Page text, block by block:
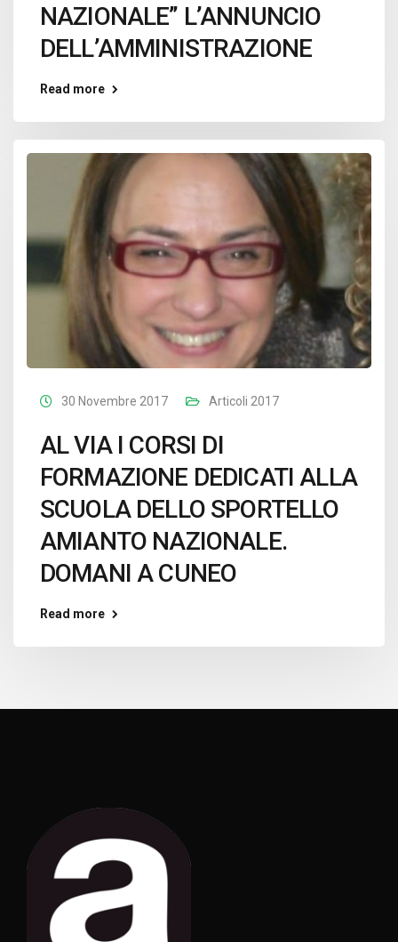
NAZIONALE” L’ANNUNCIO
DELL’AMMINISTRAZIONE
Read more
30 Novembre 2017 Articoli 2017
AL VIA I CORSI DI
FORMAZIONE DEDICATI ALLA
SCUOLA DELLO SPORTELLO
AMIANTO NAZIONALE.
DOMANI A CUNEO
Read more